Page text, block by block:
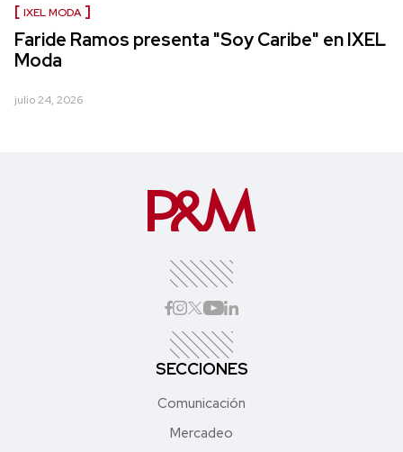
IXEL MODA
Faride Ramos presenta "Soy Caribe" en IXEL
Moda
julio 24, 2026
SECCIONES
Comunicación
Mercadeo